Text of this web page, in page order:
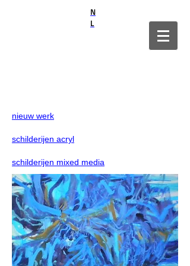
N
L
nieuw werk
schilderijen acryl
schilderijen mixed media